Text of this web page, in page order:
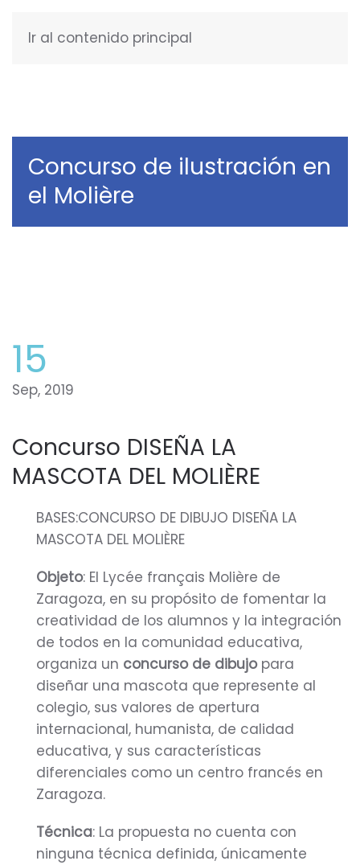
Ir al contenido principal
Concurso de ilustración en
el Molière
15
Sep, 2019
Concurso DISEÑA LA
MASCOTA DEL MOLIÈRE
BASES:CONCURSO DE DIBUJO DISEÑA LA
MASCOTA DEL MOLIÈRE
Objeto: El Lycée français Molière de
Zaragoza, en su propósito de fomentar la
creatividad de los alumnos y la integración
de todos en la comunidad educativa,
organiza un concurso de dibujopara
diseñar una mascota que represente al
colegio, sus valores de apertura
internacional, humanista, de calidad
educativa, y sus características
diferenciales como un centro francés en
Zaragoza.
Técnica: La propuesta no cuenta con
ninguna técnica definida, únicamente